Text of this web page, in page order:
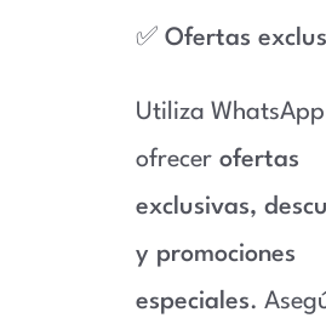
✅ Ofertas
Utiliza
ofrecer ofertas
exclusivas,
y promociones
especiales.